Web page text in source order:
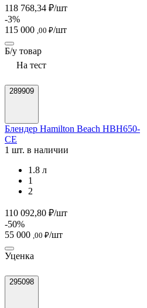
118 768,34 ₽/шт
-3%
115 000 ,00 ₽/шт
Б/у товар
На тест
289909
Блендер Hamilton Beach HBH650-
СЕ
1 шт. в наличии
1.8 л
1
2
110 092,80 ₽/шт
-50%
55 000 ,00 ₽/шт
Уценка
295098